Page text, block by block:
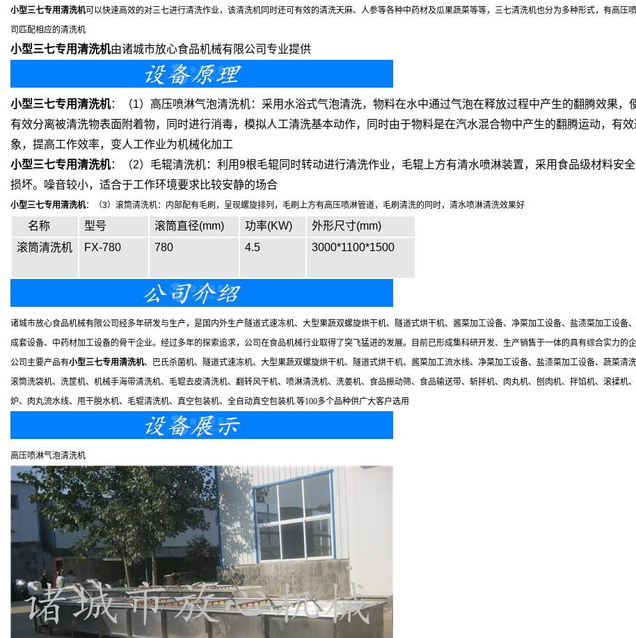
小型三七专用清洗机可以快速高效的对三七进行清洗作业，该清洗机同时还可有效的清洗天麻、人参等各种中药材及瓜果蔬菜等等，三七清洗机也分为多种形式，有高
司匹配相应的清洗机
小型三七专用清洗机由诸城市放心食品机械有限公司专业提供
小型三七专用清洗机：（1）高压喷淋气泡清洗机：采用水浴式气泡清洗，物料在水中通过气泡在释放过程中产生的翻腾效果
有效分离被清洗物表面附着物，同时进行消毒，模拟人工清洗基本动作，同时由于物料是在汽水混合物中产生的翻腾运动，有
象，提高工作效率，变人工作业为机械化加工
小型三七专用清洗机：（2）毛辊清洗机：利用9根毛辊同时转动进行清洗作业，毛辊上方有清水喷淋装置，采用食品级材料安
损坏。噪音较小，适合于工作环境要求比较安静的场合
小型三七专用清洗机：（3）滚筒清洗机：内部配有毛刷，呈现螺旋排列，毛刷上方有高压喷淋管道，毛刷清洗的同时，清水喷淋清洗效果好
名称 型号 滚筒直径(mm) 功率(KW)
外形尺寸(mm)
滚筒清洗机
FX-780 780 4.5 3000*1100*1500
诸城市放心食品机械有限公司经多年研发与生产，是国内外生产隧道式速冻机、大型果蔬双螺旋烘干机、隧道式烘干机、酱菜加工设备、净菜加工设备、盐渍菜加工设
成套设备、中药材加工设备的骨干企业。经过多年的探索追求，公司在食品机械行业取得了突飞猛进的发展。目前已形成集科研开发、生产销售于一体的具有综合实力的企
公司主要产品有小型三七专用清洗机、巴氏杀菌机、隧道式速冻机、大型果蔬双螺旋烘干机、隧道式烘干机、酱菜加工流水线、净菜加工设备、盐渍菜加工设备、蔬菜清
滚筒洗袋机、洗筐机、机械手海带清洗机、毛辊去皮清洗机、翻转风干机、喷淋清洗机、洗姜机、食品振动筛、食品输送带、斩拌机、肉丸机、刨肉机、拌馅机、滚揉
炉、肉丸流水线、甩干脱水机、毛辊清洗机、真空包装机、全自动真空包装机.等100多个品种供广大客户选用
高压喷淋气泡清洗机